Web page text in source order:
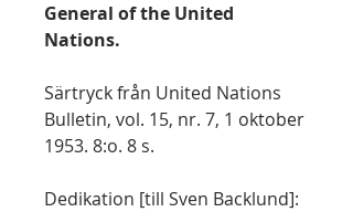
General of the United
Nations.
Särtryck från United Nations
Bulletin, vol. 15, nr. 7, 1 oktober
1953. 8:o. 8 s.
Dedikation [till Sven Backlund]: